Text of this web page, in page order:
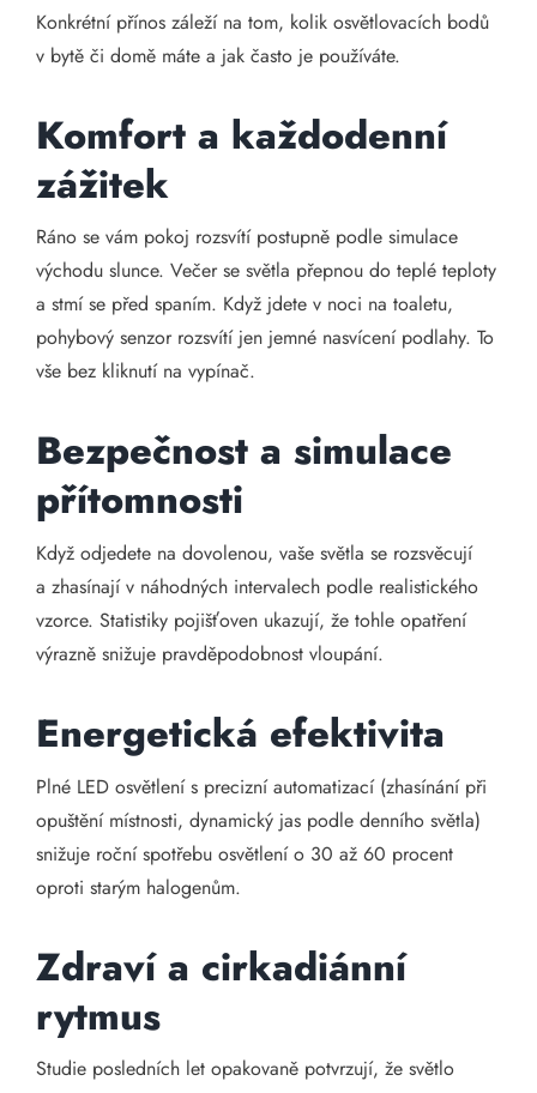
Konkrétní přínos záleží na tom, kolik osvětlovacích bodů
v bytě či domě máte a jak často je používáte.
Komfort a každodenní
zážitek
Ráno se vám pokoj rozsvítí postupně podle simulace
východu slunce. Večer se světla přepnou do teplé teploty
a stmí se před spaním. Když jdete v noci na toaletu,
pohybový senzor rozsvítí jen jemné nasvícení podlahy. To
vše bez kliknutí na vypínač.
Bezpečnost a simulace
přítomnosti
Když odjedete na dovolenou, vaše světla se rozsvěcují
a zhasínají v náhodných intervalech podle realistického
vzorce. Statistiky pojišťoven ukazují, že tohle opatření
výrazně snižuje pravděpodobnost vloupání.
Energetická efektivita
Plné LED osvětlení s precizní automatizací (zhasínání při
opuštění místnosti, dynamický jas podle denního světla)
snižuje roční spotřebu osvětlení o 30 až 60 procent
oproti starým halogenům.
Zdraví a cirkadiánní
rytmus
Studie posledních let opakovaně potvrzují, že světlo